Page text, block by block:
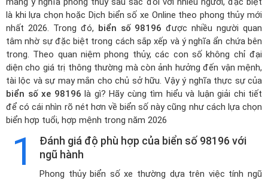
là khi lựa chọn hoặcDịch biển số xe Online theo phong thủy mới
nhất 2026. Trong đó, biển số 98196 được nhiều người quan
tâm nhờ sự đặc biệt trong cách sắp xếp và ý nghĩa ẩn chứa bên
trong. Theo quan niệm phong thủy, các con số không chỉ đại
diện cho giá trị thông thường mà còn ảnh hưởng đến vận mệnh,
tài lộc và sự may mắn cho chủ sở hữu. Vậy ý nghĩa thực sự của
biển số xe 98196 là gì? Hãy cùng tìm hiểu và luận giải chi tiết
để có cái nhìn rõ nét hơn về biển số này cũng như cách lựa chọn
biển hợp tuổi, hợp mệnh trong năm 2026
1
Đánh giá độ phù hợp của biển số 98196 với
ngũ hành
Phong thủy biển số xe thường dựa trên việc tính ngũ